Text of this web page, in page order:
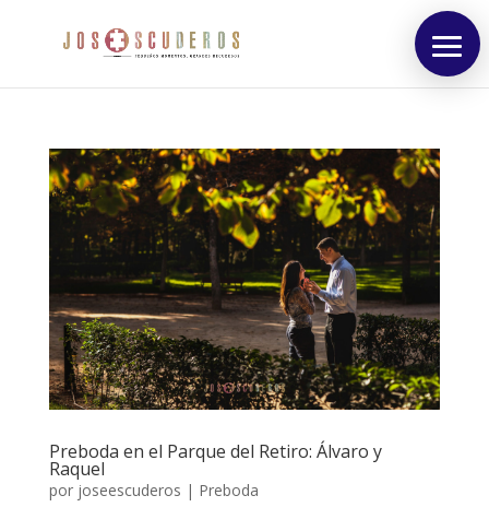
HOME
PORTAFOLIO
INFORMACIÓN
BLOG
CONTACTO
DESTACADOS
Preboda en el Parque del Retiro: Álvaro y
Raquel
por joseescuderos | Preboda